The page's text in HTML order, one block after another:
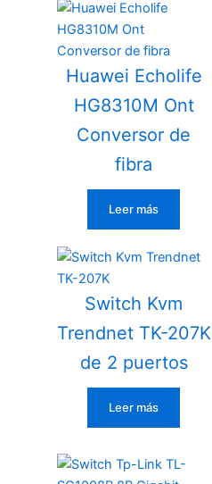
Huawei Echolife
HG8310M Ont
Conversor de
fibra
Leer más
Switch Kvm
Trendnet TK-207K
de 2 puertos
Leer más